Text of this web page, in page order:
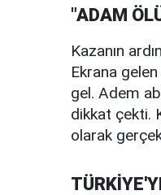
"ADAM
Kazanın
Ekrana
gel. Adem
dikkat çekti.
olarak